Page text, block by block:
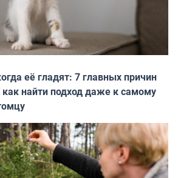
её гладят: 7 главных причин
найти подход даже к самому